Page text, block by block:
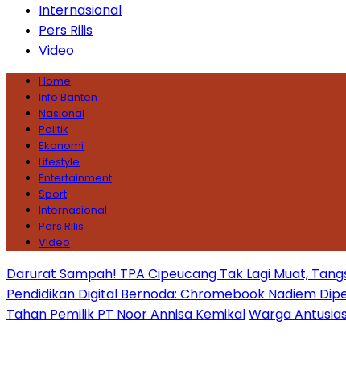
Internasional
Pers Rilis
Video
Home
Info Banten
Nasional
Politik
Ekonomi
Lifestyle
Entertainment
Sport
Internasional
Pers Rilis
Video
Darurat Sampah! TPA Cipeucang Tak Lagi Muat,
Pendidikan Digital Bernoda: Chromebook Nadiem
Tahan Pemilik PT Noor Annisa KemikalWarga